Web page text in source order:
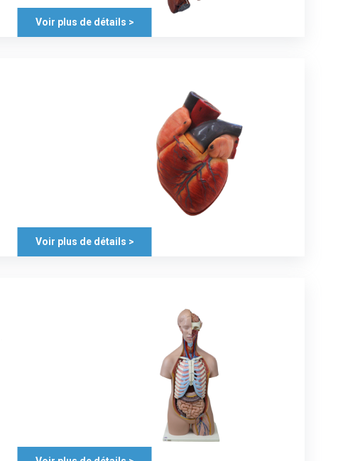
Voir plus de détails >
Voir plus de détails >